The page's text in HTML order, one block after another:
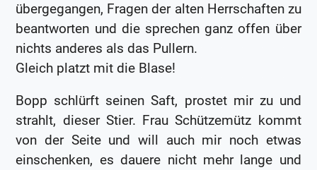
übergegangen, Fragen der alten Herrschaften zu
beantworten und die sprechen ganz offen über
nichts anderes als das Pullern.
Gleich platzt mit die Blase!
Bopp schlürft seinen Saft, prostet mir zu und
strahlt, dieser Stier. Frau Schützemütz kommt
von der Seite und will auch mir noch etwas
einschenken, es dauere nicht mehr lange und